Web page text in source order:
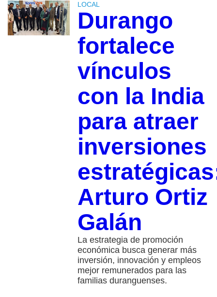
LOCAL
Durango
fortalece
vínculos
con la India
para atraer
inversiones
Arturo Ortiz
Galán
La estrategia de promoción
económica busca generar más
inversión, innovación y empleos
mejor remunerados para las
familias duranguenses.